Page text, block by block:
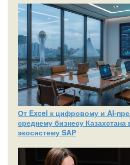
От Excel к цифровому и
среднему бизнесу
экосистему SAP